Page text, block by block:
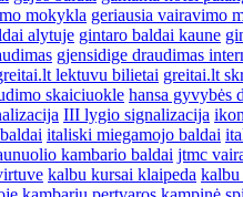
mokykla geriausia vairavimo
alytuje gintaro baldai kaune
gjensidige draudimas
lektuvu bilietai greitai.lt
skaiciuokle hansa gyvybės
III lygio signalizacija
italiski miegamojo baldai
kambario baldai jtmc
kalbu kursai klaipeda kalbu